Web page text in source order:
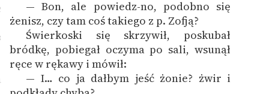
— Bon, ale powiedz-no, podobno się
żenisz, czy tam coś takiego z p. Zofją?
Świerkoski się skrzywił, poskubał
bródkę, pobiegał oczyma po sali, wsunął
ręce w rękawy i mówił:
— I… co ja dałbym jeść żonie? żwir i